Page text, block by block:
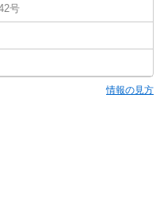
号
情報の見方